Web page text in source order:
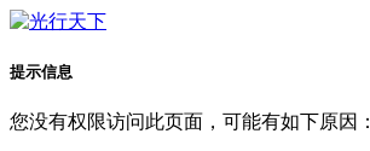
提示信息
您没有权限访问此页面，可能有如下原因：